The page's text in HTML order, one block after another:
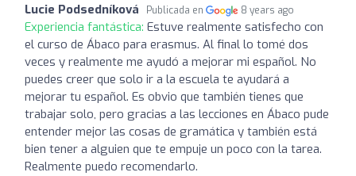
Lucie Podsedníková Publicada en 8 years ago
Experiencia fantástica: Estuve realmente satisfecho con
el curso de Ábaco para erasmus. Al final lo tomé dos
veces y realmente me ayudó a mejorar mi español. No
puedes creer que solo ir a la escuela te ayudará a
mejorar tu español. Es obvio que también tienes que
trabajar solo, pero gracias a las lecciones en Ábaco pude
entender mejor las cosas de gramática y también está
bien tener a alguien que te empuje un poco con la tarea.
Realmente puedo recomendarlo.